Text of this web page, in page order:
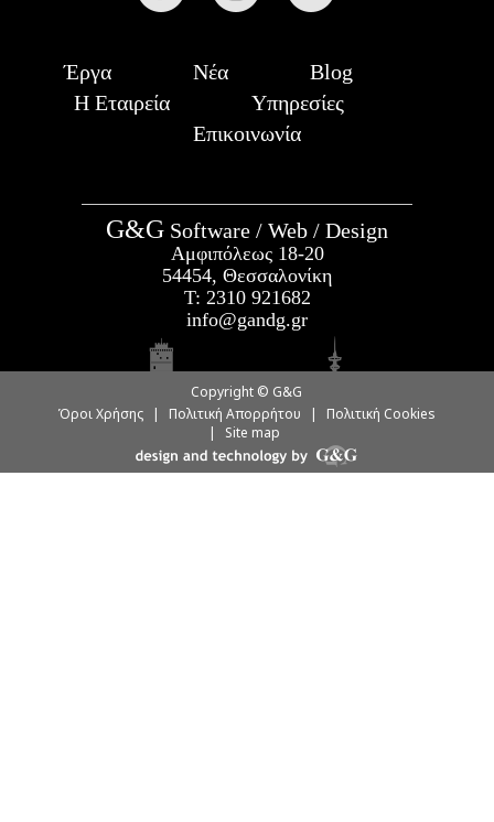
Έργα Νέα
Blog
Η Εταιρεία
Υπηρεσίες
Επικοινωνία
G&G Software / Web / Design
Αμφιπόλεως 18-20
54454, Θεσσαλονίκη
Τ: 2310 921682
info@gandg.gr
Copyright © G&G
Όροι Χρήσης
| Πολιτική Απορρήτου |
Πολιτική Cookies
|
Site map